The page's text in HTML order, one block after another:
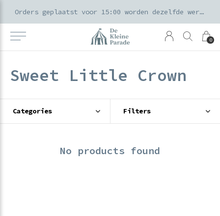
0
Orders geplaatst voor 15:00 worden dezelfde werkdag verzonden
Sweet Little Crown
Categories Filters
No products found